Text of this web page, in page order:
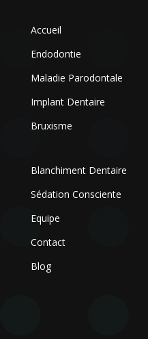
Accueil
Endodontie
Maladie Parodontale
Implant Dentaire
Bruxisme
Blanchiment Dentaire
Sédation Consciente
Equipe
Contact
Blog